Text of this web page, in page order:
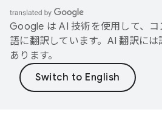
Google は AI 技術を使用して、
語に翻訳しています。AI 翻訳に
あります。